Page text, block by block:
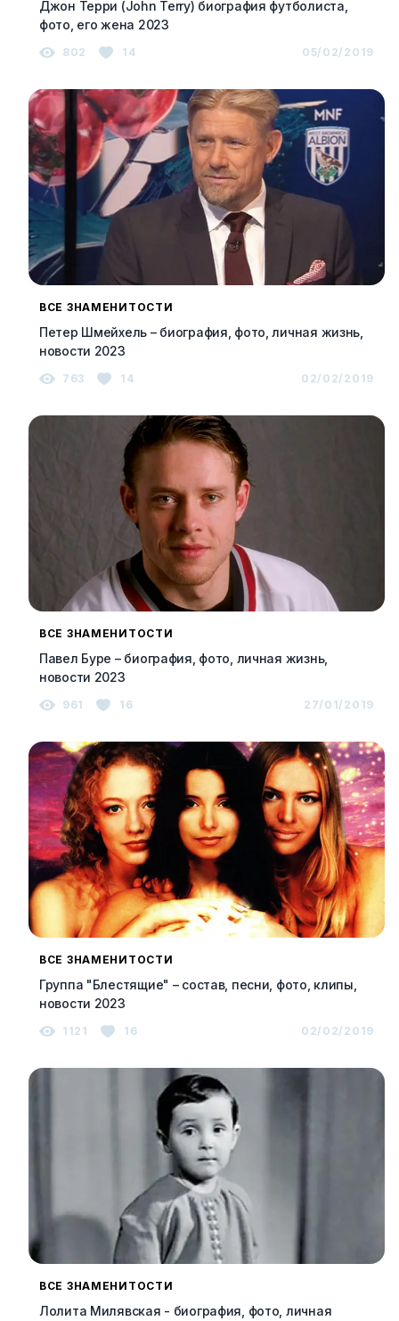
Джон Терри (John Terry) биография футболиста,
фото, его жена 2023
802 14 05/02/2019
ВСЕ ЗНАМЕНИТОСТИ
Петер Шмейхель – биография, фото, личная жизнь,
новости 2023
763 14 02/02/2019
ВСЕ ЗНАМЕНИТОСТИ
Павел Буре – биография, фото, личная жизнь,
новости 2023
961 16 27/01/2019
ВСЕ ЗНАМЕНИТОСТИ
Группа "Блестящие" – состав, песни, фото, клипы,
новости 2023
1121 16 02/02/2019
ВСЕ ЗНАМЕНИТОСТИ
Лолита Милявская - биография, фото, личная